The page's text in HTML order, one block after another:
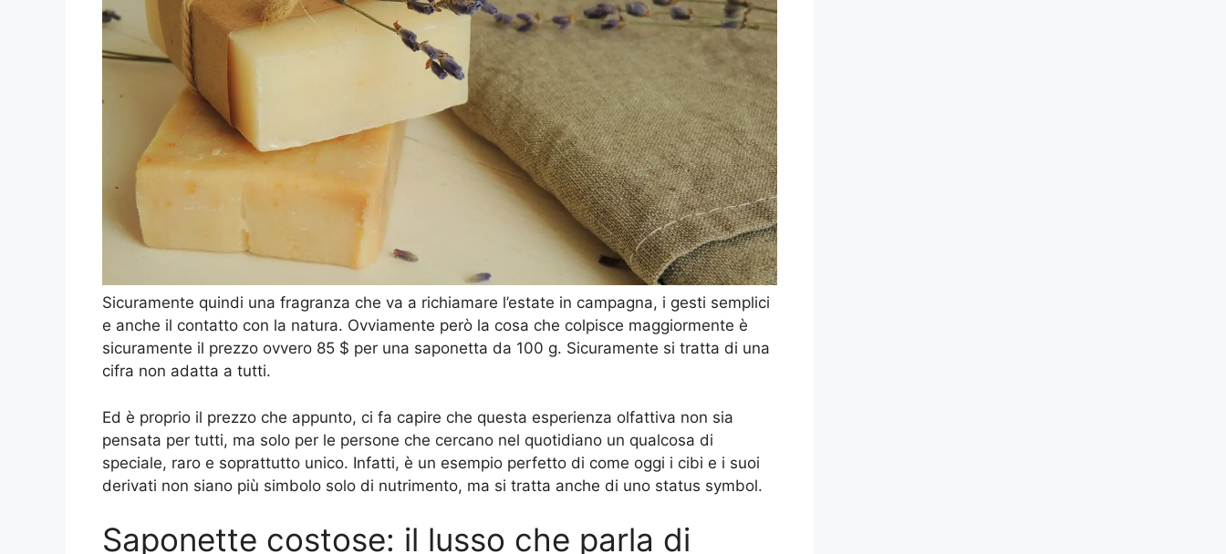
Sicuramente quindi una fragranza che va a richiamare l’estate in campagna, i gesti semplici
e anche il contatto con la natura. Ovviamente però la cosa che colpisce maggiormente è
sicuramente il prezzo ovvero 85 $ per una saponetta da 100 g. Sicuramente si tratta di una
cifra non adatta a tutti.
Ed è proprio il prezzo che appunto, ci fa capire che questa esperienza olfattiva non sia
pensata per tutti, ma solo per le persone che cercano nel quotidiano un qualcosa di
speciale, raro e soprattutto unico. Infatti, è un esempio perfetto di come oggi i cibi e i suoi
derivati non siano più simbolo solo di nutrimento, ma si tratta anche di uno status symbol.
Saponette costose: il lusso che parla di